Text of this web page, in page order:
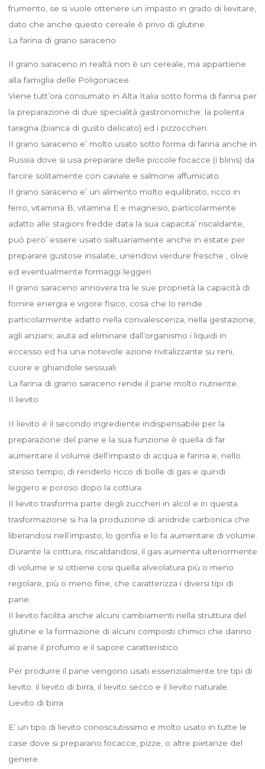
frumento, se si vuole ottenere un impasto in grado di lievitare,
dato che anche questo cereale è privo di glutine.
La farina di grano saraceno
Il grano saraceno in realtà non è un cereale, ma appartiene
alla famiglia delle Poligonacee.
Viene tutt’ora consumato in Alta Italia sotto forma di farina per
la preparazione di due specialità gastronomiche: la polenta
taragna (bianca di gusto delicato) ed i pizzoccheri.
Il grano saraceno e’ molto usato sotto forma di farina anche in
Russia dove si usa preparare delle piccole focacce (i blinis) da
farcire solitamente con caviale e salmone affumicato.
Il grano saraceno e’ un alimento molto equilibrato, ricco in
ferro, vitamina B, vitamina E e magnesio, particolarmente
adatto alle stagioni fredde data la sua capacita’ riscaldante,
può pero’ essere usato saltuariamente anche in estate per
preparare gustose insalate, unendovi verdure fresche , olive
ed eventualmente formaggi leggeri.
Il grano saraceno annovera tra le sue proprietà la capacità di
fornire energia e vigore fisico, cosa che lo rende
particolarmente adatto nella convalescenza, nella gestazione,
agli anziani; aiuta ad eliminare dall’organismo i liquidi in
eccesso ed ha una notevole azione rivitalizzante su reni,
cuore e ghiandole sessuali.
La farina di grano saraceno rende il pane molto nutriente.
Il lievito
II lievito è il secondo ingrediente indispensabile per la
preparazione del pane e la sua funzione è quella di far
aumentare il volume dell’impasto di acqua e farina e, nello
stesso tempo, di renderlo ricco di bolle di gas e quindi
leggero e poroso dopo la cottura.
Il lievito trasforma parte degli zuccheri in alcol e in questa
trasformazione si ha la produzione di anidride carbonica che
liberandosi nell’impasto, lo gonfia e lo fa aumentare di volume.
Durante la cottura, riscaldandosi, il gas aumenta ulteriormente
di volume e si ottiene cosi quella alveolatura più o meno
regolare, più o meno fine, che caratterizza i diversi tipi di
pane.
Il lievito facilita anche alcuni cambiamenti nella struttura del
glutine e la formazione di alcuni composti chimici che danno
al pane il profumo e il sapore caratteristico.
Per produrre il pane vengono usati essenzialmente tre tipi di
lievito: il lievito di birra, il lievito secco e il lievito naturale.
Lievito di birra
E’ un tipo di lievito conosciutissimo e molto usato in tutte le
case dove si preparano focacce, pizze, o altre pietanze del
genere.